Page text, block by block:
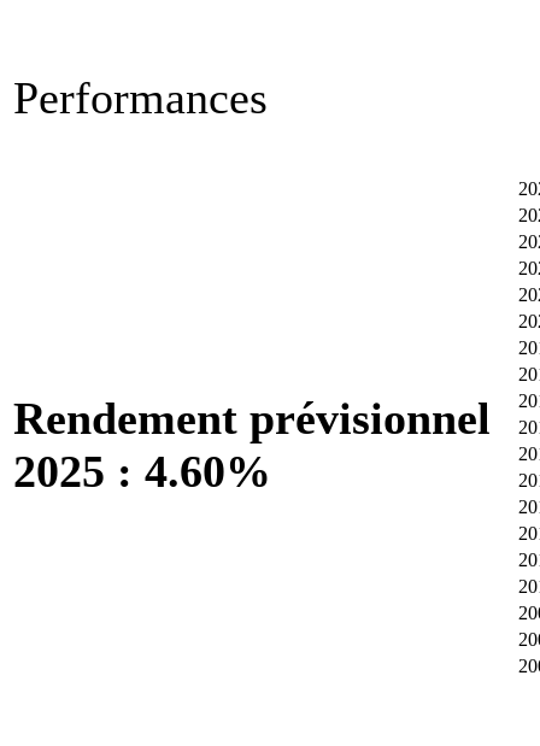
Performances
Rendement prévisionnel
2025 : 4.60%